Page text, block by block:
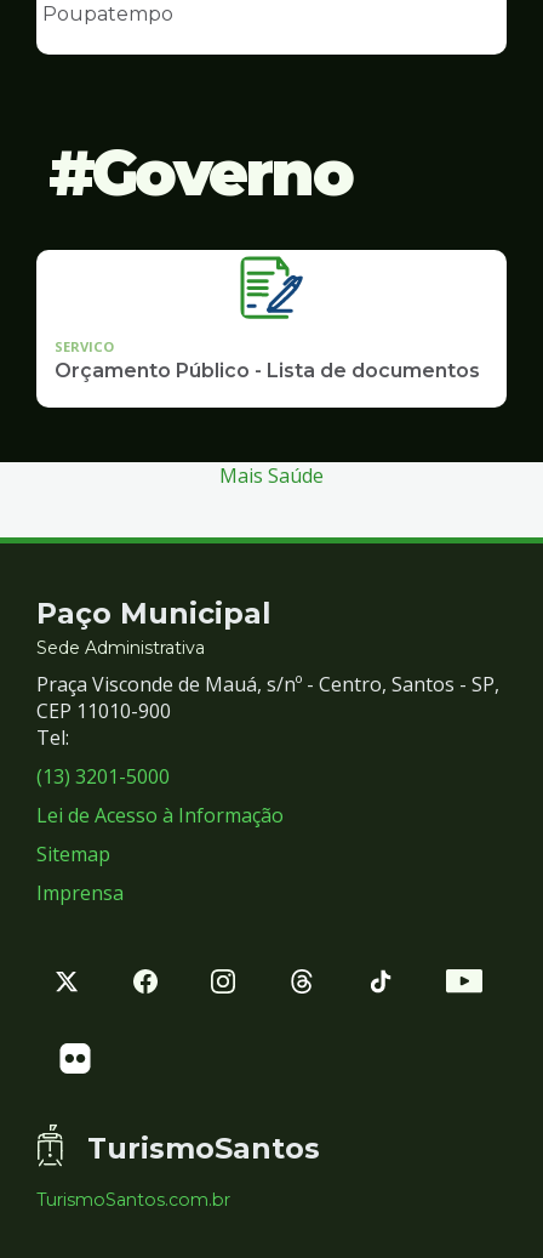
Finanças
Poupatempo
Governo
SERVICO
Orçamento Público - Lista de documentos
Mais Saúde
Contato
e
Redes
Sociais
Paço Municipal
Sede Administrativa
Praça Visconde de Mauá, s/nº - Centro, Santos - SP,
CEP 11010-900
Tel:
(13) 3201-5000
Lei de Acesso à Informação
Sitemap
Imprensa
TurismoSantos
TurismoSantos.com.br